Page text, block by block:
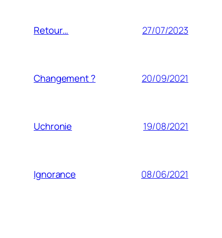
Retour… 27/07/2023
Changement ? 20/09/2021
Uchronie 19/08/2021
Ignorance 08/06/2021